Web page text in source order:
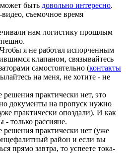
быть довольно интересно.
съемочное время
нам логистику прошлым
я не работал испорченным
клапаном, связывайтесь
самостоятельно (контакты
на меня, не хотите - не
практически нет, это
документы на пропуск нужно
практически опоздали). И как
- только рассияне.
практически нет (уже
район и если вы
прямо завтра, то успеете тока-